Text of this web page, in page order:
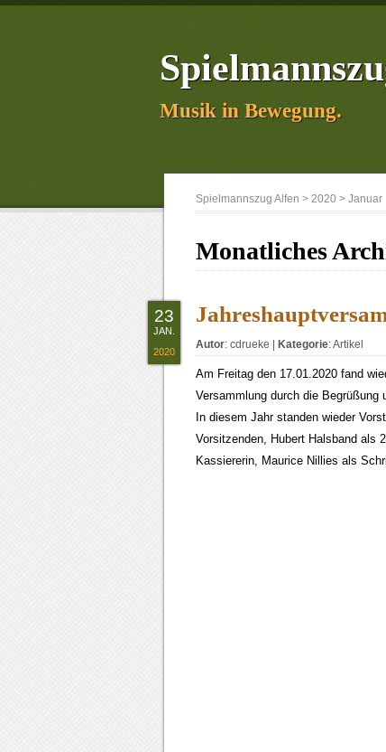
Musik in Bewegung.
Spielmannszug Alfen > 2020 > Januar
Monatliches
Autor: cdrueke Kategorie:Artikel
Am Freitag den 17.01.2020 fand
Versammlung durch die Begrüßung
In diesem Jahr standen wieder
Vorsitzenden, Hubert Halsband als
Kassiererin, Maurice Nillies als
23
JAN.
2020